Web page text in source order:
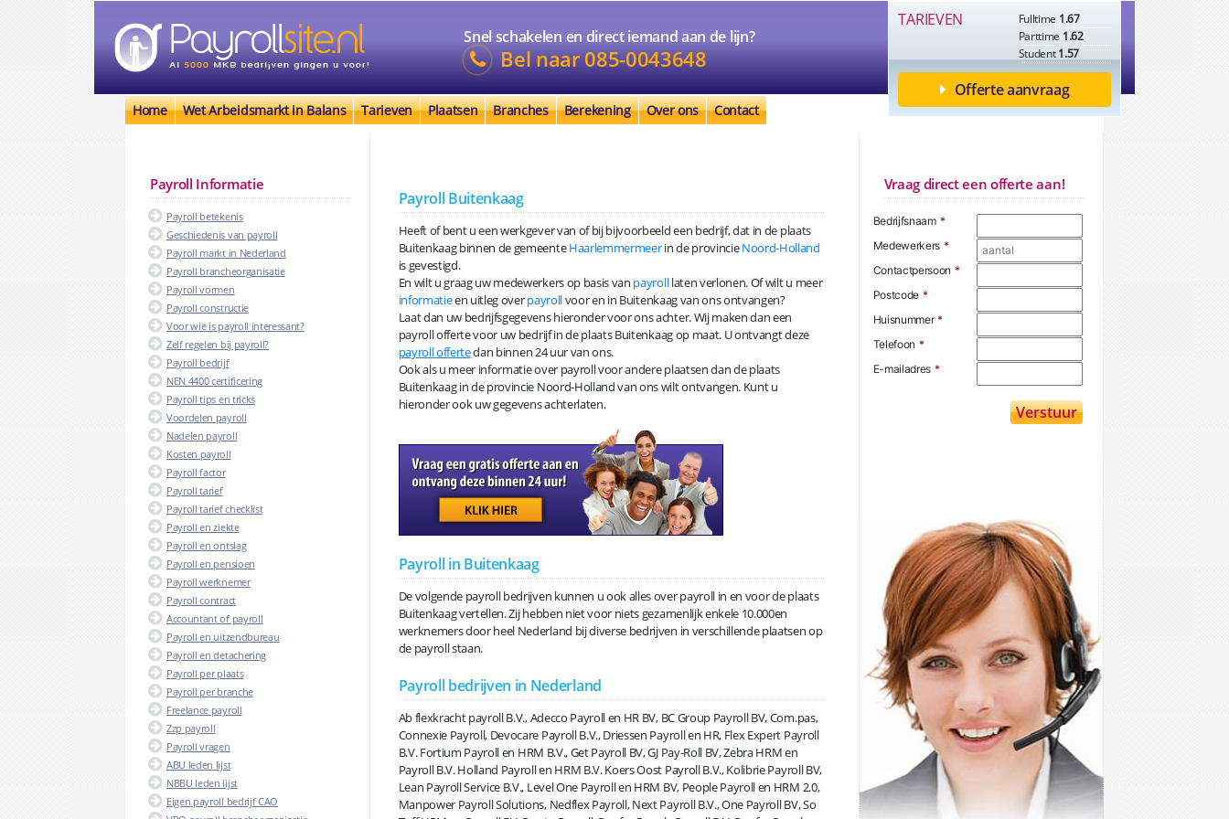
Snel schakelen en direct iemand aan de lijn?
Bel naar085-0043648
TARIEVEN Fulltime 1.67
Parttime 1.62
Student1.57
Offerte aanvraag
Home Wet Arbeidsmarkt in Balans Tarieven Plaatsen Branches Berekening Over ons Contact
Payroll Informatie
Payroll betekenis
Geschiedenis van payroll
Payroll markt in Nederland
Payroll brancheorganisatie
Payroll vormen
Payroll constructie
Voor wie is payroll interessant?
Zelf regelen bij payroll?
Payroll bedrijf
NEN 4400 certificering
Payroll tips en tricks
Voordelen payroll
Nadelen payroll
Kosten payroll
Payroll factor
Payroll tarief
Payroll tarief checklist
Payroll en ziekte
Payroll en ontslag
Payroll en pensioen
Payroll werknemer
Payroll contract
Accountant of payroll
Payroll en uitzendbureau
Payroll en detachering
Payroll per plaats
Payroll per branche
Freelance payroll
Zzp payroll
Payroll vragen
ABU leden lijst
NBBU leden lijst
Eigen payroll bedrijf CAO
Payroll Buitenkaag
Heeft of bent u een werkgever van of bij bijvoorbeeld een bedrijf, dat in de plaats
Buitenkaag binnen de gemeenteHaarlemmermeerin de provincieNoord-Holland
is gevestigd.
En wilt u graag uw medewerkers op basis van payrolllaten verlonen. Of wilt u meer
informatieen uitleg overpayrollvoor en in Buitenkaag van ons ontvangen?
Laat dan uw bedrijfsgegevens hieronder voor ons achter. Wij maken dan een
payroll offerte voor uw bedrijf in de plaats Buitenkaag op maat. U ontvangt deze
payroll offertedan binnen 24 uur van ons.
Ook als u meer informatie over payroll voor andere plaatsen dan de plaats
Buitenkaag in de provincie Noord-Holland van ons wilt ontvangen. Kunt u
hieronder ook uw gegevens achterlaten.
Payroll in Buitenkaag
De volgende payroll bedrijven kunnen u ook alles over payroll in en voor de plaats
Buitenkaag vertellen. Zij hebben niet voor niets gezamenlijk enkele 10.000en
werknemers door heel Nederland bij diverse bedrijven in verschillende plaatsen op
de payroll staan.
Payroll bedrijven in Nederland
Ab flexkracht payroll B.V., Adecco Payroll en HR BV, BC Group Payroll BV, Com.pas,
Connexie Payroll, Devocare Payroll B.V., Driessen Payroll en HR, Flex Expert Payroll
B.V. Fortium Payroll en HRM B.V., Get Payroll BV, GJ Pay-Roll BV, Zebra HRM en
Payroll B.V. Holland Payroll en HRM B.V. Koers Oost Payroll B.V., Kolibrie Payroll BV,
Lean Payroll Service B.V., Level One Payroll en HRM BV, People Payroll en HRM 2.0,
Manpower Payroll Solutions, Nedflex Payroll, Next Payroll B.V., One Payroll BV, So
Vraag direct een offerte aan!
Bedrijfsnaam *
Medewerkers *
Contactpersoon *
Postcode *
Huisnummer *
Telefoon *
E-mailadres *